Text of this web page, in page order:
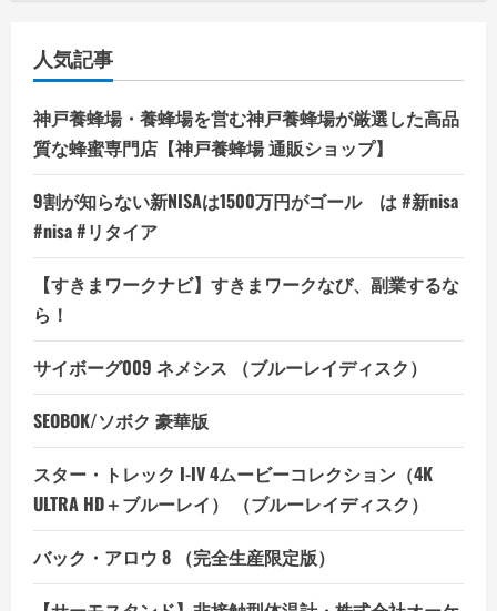
人気記事
神戸養蜂場・養蜂場を営む神戸養蜂場が厳選した高品
質な蜂蜜専門店【神戸養蜂場 通販ショップ】
9割が知らない新NISAは1500万円がゴール は #新nisa
#nisa #リタイア
【すきまワークナビ】すきまワークなび、副業するな
ら！
サイボーグ009 ネメシス （ブルーレイディスク）
SEOBOK/ソボク 豪華版
スター・トレック I-IV 4ムービーコレクション（4K
ULTRA HD＋ブルーレイ） （ブルーレイディスク）
バック・アロウ 8 （完全生産限定版）